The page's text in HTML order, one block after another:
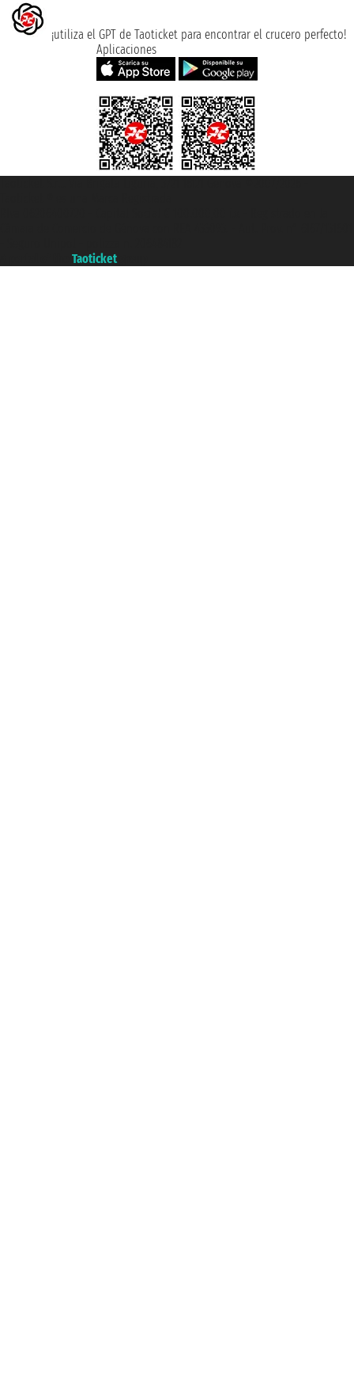
¡utiliza el GPT de Taoticket para encontrar el crucero perfecto!
Aplicaciones
Taoticket